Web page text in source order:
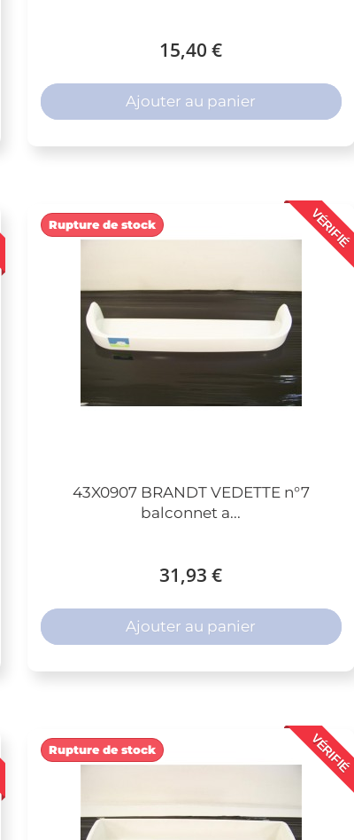
15,40 €
Ajouter au panier
VÉRIFIÉ
43X0907 BRANDT VEDETTE n°7
balconnet a...
31,93 €
Rupture de stock
Ajouter au panier
VÉRIFIÉ
Rupture de stock